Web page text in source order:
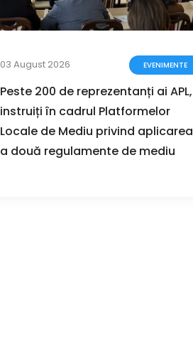
03 August 2026 EVENIMENTE
Peste 200 de reprezentanți ai APL,
instruiți în cadrul Platformelor
Locale de Mediu privind aplicarea
a două regulamente de mediu